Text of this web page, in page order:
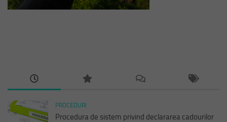
PROCEDURI
Procedura de sistem privind declararea cadourilor